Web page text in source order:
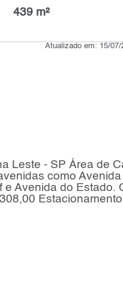
439 m²
Atualizado em: 15/07/
Leste - SP Área de
como
e Avenida do Estado.